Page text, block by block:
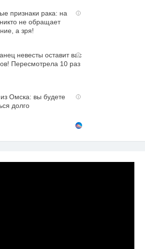
i
признаки рака: на
не обращает
а зря!
i
невесты оставит вас
Пересмотрела 10 раз
i
Омска: вы будете
долго